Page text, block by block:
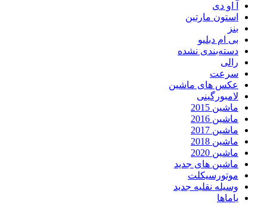
آ او دی
استون مارتین
بنز
بی ام دبلیو
دسته‌بندی نشده
رالی
سرعت
عکس های ماشین
لامبورگینی
ماشین 2015
ماشین 2016
ماشین 2017
ماشین 2018
ماشین 2020
ماشین های جدید
موتورسیکلت
وسیله نقلیه جدید
یاماها